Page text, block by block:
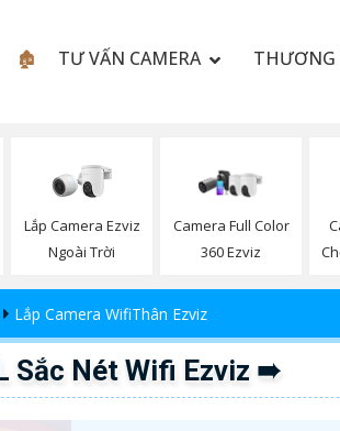
🏚 TƯ VẤN CAMERA THƯƠNG
Lắp Camera Ezviz
Ngoài Trời
Camera Full Color
360 Ezviz
Lắp Camera WifiThân Ezviz
Sắc Nét Wifi Ezviz ➠